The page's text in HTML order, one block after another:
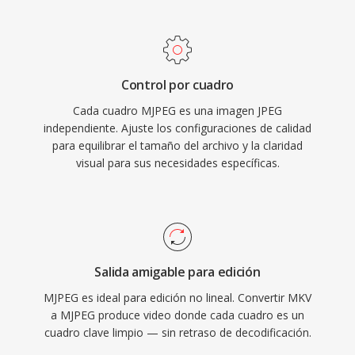
vídeo de alta calidad, el archivo y las bibliotecas
de medios personales.
videovigilancia, imágenes médicas y visión
artificial industrial, dónde la integridad individual
de los cuadros y la baja latencia de
procesamiento superan los mayores requisitos
de ancho de banda en comparacion con los
códecs interframe modernos. El formato logra
tasas de bits significativamente más altas qué
los métodos de compresión temporal para
calidad equivalente. Los flujos MJPEG pueden
entregarse a través de HTTP, haciéndolos
sencillos de implementar en aplicaciones de
monitoreo basadas en web, y la simplicidad del
Control por cuadro
Cada cuadro MJPEG es una imagen JPEG
independiente. Ajuste los configuraciones de calidad
para equilibrar el tamaño del archivo y la claridad
visual para sus necesidades específicas.
Salida amigable para edición
MJPEG es ideal para edición no lineal. Convertir MKV
a MJPEG produce video donde cada cuadro es un
cuadro clave limpio — sin retraso de decodificación.